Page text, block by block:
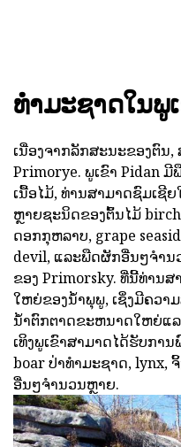
ທໍາມະຊາດໃນພູ
ເນື່ອງຈາກລັກສະນະຂອງຕົນ
Primorye. ພູເຂົາ Pidan
ເນື້ອໄມ້, ທ່ານສາມາດຊົມເຊີ
ຫຼາຍຊະນິດຂອງຕົ້ນໄມ້
ດອກກຸຫລາບ, grape
devil, ແລະພືດຜັກອື່ນໆຈໍານ
ຂອງ Primorsky. ທີ່ນີ້ທ່ານ
ໃຫຍ່ຂອງນ້ໍາພຸພູ, ເຊິ່ງມີຄວາ
ນ້ໍາຕົກຕາດຂະຫນາດໃຫຍ່ແ
ເທິງພູເຂົາສາມາດໄດ້ຮັບກາ
boar ປ່າທໍາມະຊາດ, lynx,
ອື່ນໆຈໍານວນຫຼາຍ.